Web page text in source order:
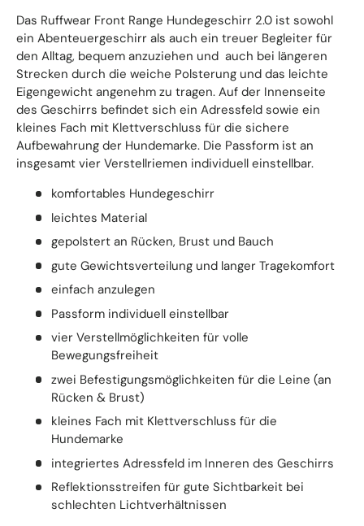
Das Ruffwear Front Range Hundegeschirr 2.0 ist sowohl
ein Abenteuergeschirr als auch ein treuer Begleiter für
den Alltag, bequem anzuziehen und auch bei längeren
Strecken durch die weiche Polsterung und das leichte
Eigengewicht angenehm zu tragen. Auf der Innenseite
des Geschirrs befindet sich ein Adressfeld sowie ein
kleines Fach mit Klettverschluss für die sichere
Aufbewahrung der Hundemarke. Die Passform ist an
insgesamt vier Verstellriemen individuell einstellbar.
komfortables Hundegeschirr
leichtes Material
gepolstert an Rücken, Brust und Bauch
gute Gewichtsverteilung und langer Tragekomfort
einfach anzulegen
Passform individuell einstellbar
vier Verstellmöglichkeiten für volle
Bewegungsfreiheit
zwei Befestigungsmöglichkeiten für die Leine (an
Rücken & Brust)
kleines Fach mit Klettverschluss für die
Hundemarke
integriertes Adressfeld im Inneren des Geschirrs
Reflektionsstreifen für gute Sichtbarkeit bei
schlechten Lichtverhältnissen